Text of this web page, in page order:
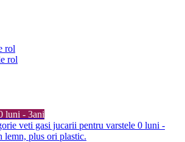
rol
rol
luni - 3ani
veti gasi jucarii pentru varstele 0 luni -
lemn, plus ori plastic.